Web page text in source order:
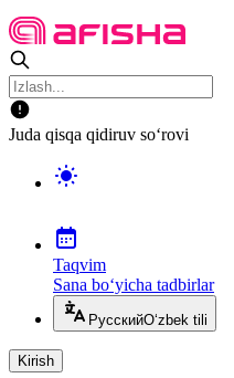
Juda qisqa qidiruv so‘rovi
Taqvim
Sana bo‘yicha tadbirlar
РусскийO‘zbek tili
Kirish